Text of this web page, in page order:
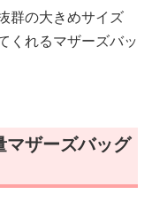
群の大きめサイズ
くれるマザーズバッ
マザーズバッグ